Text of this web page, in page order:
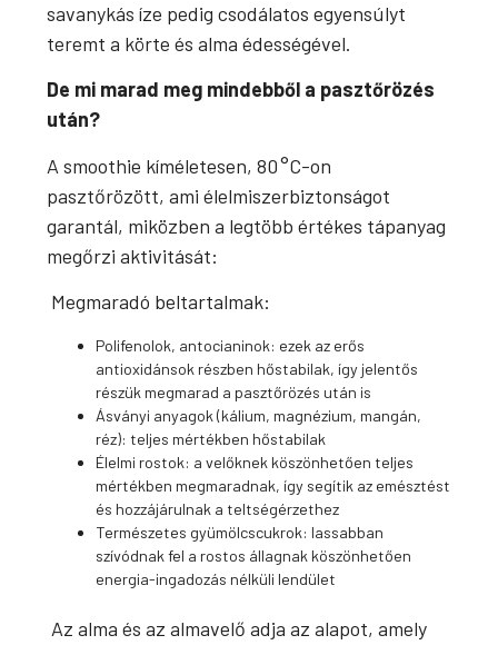
savanykás íze pedig csodálatos egyensúlyt
teremt a körte és alma édességével.
De mi marad meg mindebből a pasztőrözés
után?
A smoothie kíméletesen, 80 °C-on
pasztőrözött, ami élelmiszerbiztonságot
garantál, miközben a legtöbb értékes tápanyag
megőrzi aktivitását:
Megmaradó beltartalmak:
Polifenolok, antocianinok: ezek az erős
antioxidánsok részben hőstabilak, így jelentős
részük megmarad a pasztőrözés után is
Ásványi anyagok (kálium, magnézium, mangán,
réz): teljes mértékben hőstabilak
Élelmi rostok: a velőknek köszönhetően teljes
mértékben megmaradnak, így segítik az emésztést
és hozzájárulnak a teltségérzethez
Természetes gyümölcscukrok: lassabban
szívódnak fel a rostos állagnak köszönhetően
energia-ingadozás nélküli lendület
Az alma és az almavelő adja az alapot, amely